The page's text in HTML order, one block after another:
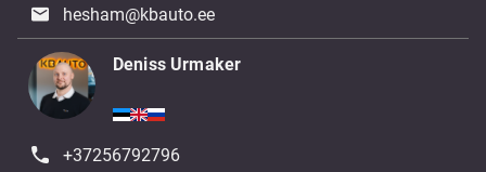
hesham@kbauto.ee
Deniss Urmaker
+37256792796